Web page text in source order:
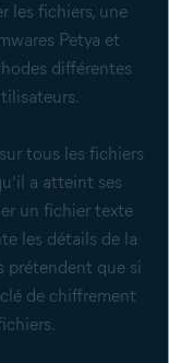
les fichiers, une
Petya et
différentes
.
tous les fichiers
a atteint ses
un fichier texte
les détails de la
prétendent que si
de chiffrement